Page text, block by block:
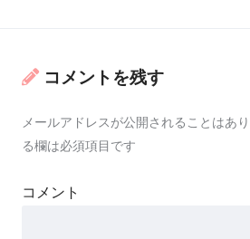
コメントを残す
メールアドレスが公開されることはあり
る欄は必須項目です
コメント